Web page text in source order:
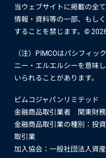
当ウェブサイトに掲載の全
情報・資料等の一部、もし
することを禁じます。© 2026
（注）PIMCOはパシフィ
ニー・エルエルシーを意味
いられることがあります。
ピムコジャパンリミテッド
金融商品取引業者 関東財
金融商品取引業の種別：投
取引業
加入協会：一般社団法人資